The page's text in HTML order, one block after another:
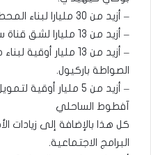
– أزيد من 30 مليارا لبناء المحطة الكهربائية 72 ميكاوات.
– أزيد من 13 مليارا لشق قناة سكام الزراعية.
– أزيد من 13 مليار
الصواطة باركيول.
– أزيد من 5 مليار
آفطوط الساحلي
كل هذا بالإضافة إلى زيادات
البرامج الاجتماعية.